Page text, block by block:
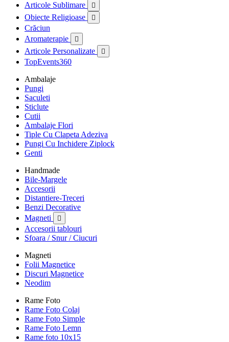
Articole Sublimare 
Obiecte Religioase 
Crăciun
Aromaterapie

Articole Personalizate 
TopEvents360
Ambalaje
Pungi
Saculeti
Sticlute
Cutii
Ambalaje Flori
Tiple Cu Clapeta Adeziva
Pungi Cu Inchidere Ziplock
Genti
Handmade
Bile-Margele
Accesorii
Distantiere-Treceri
Benzi Decorative
Magneti

Accesorii tablouri
Sfoara / Snur / Ciucuri
Magneti
Folii Magnetice
Discuri Magnetice
Neodim
Rame Foto
Rame Foto Colaj
Rame Foto Simple
Rame Foto Lemn
Rame foto 10x15